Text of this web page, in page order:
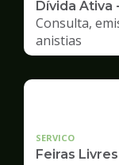
Dívida Ativa
Consulta,
anistias
SERVICO
Feiras Livres